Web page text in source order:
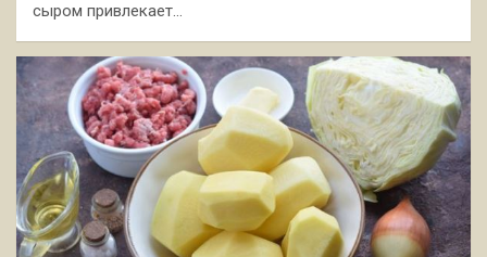
сыром привлекает…